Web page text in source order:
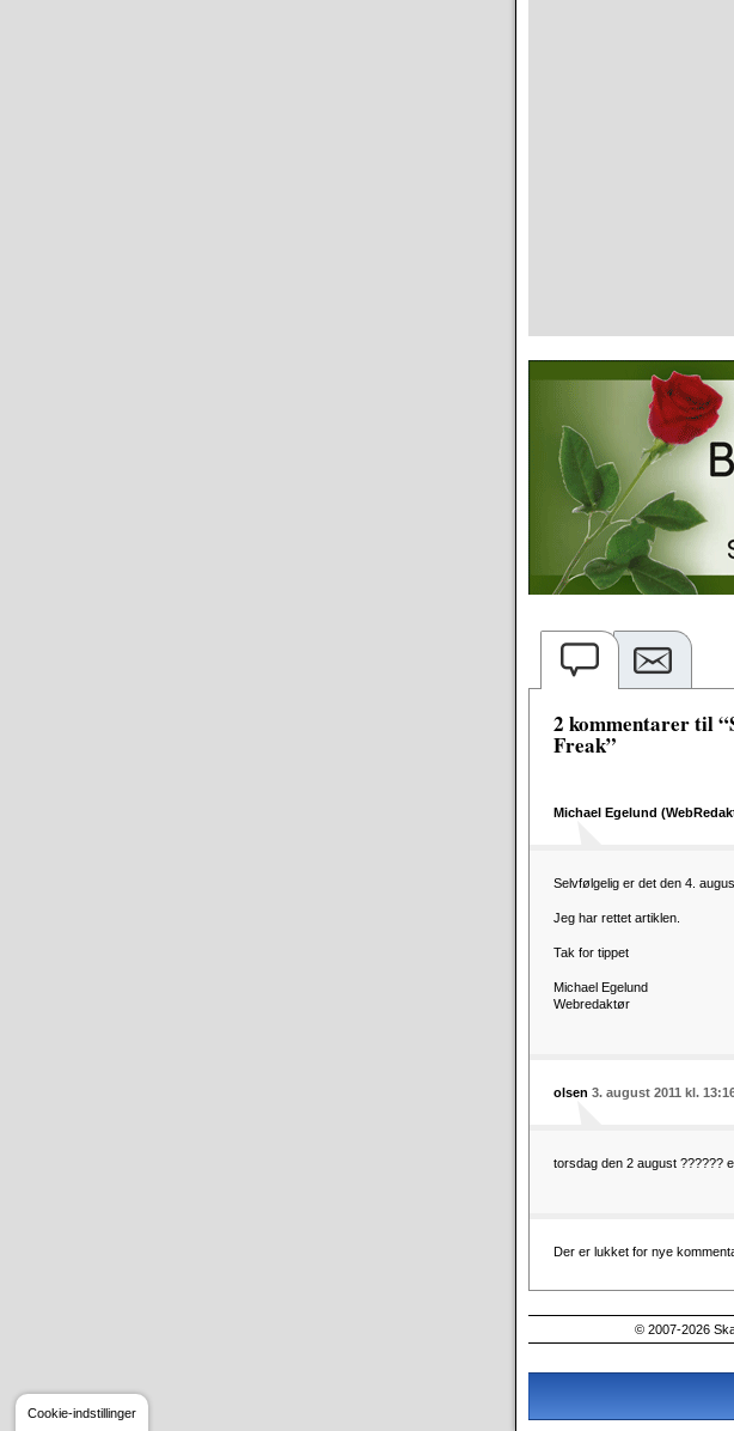
2 kommentarer til
Freak”
Michael Egelund
Selvfølgelig er det den 4.
Jeg har rettet artiklen.
Tak for tippet
Michael Egelund
Webredaktør
olsen 3. august 2011 kl.
torsdag den 2 august ??????
Der er lukket for nye
© 2007-2026
Cookie-indstillinger